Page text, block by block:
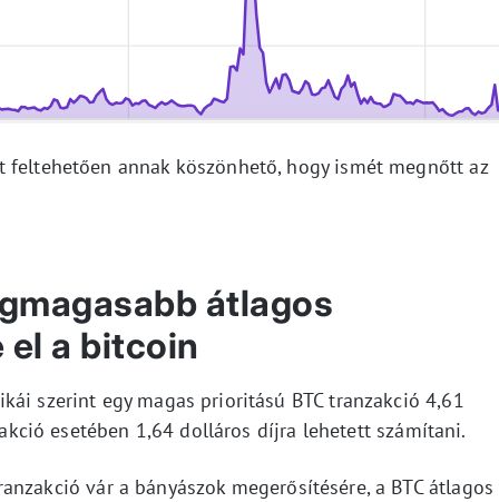
annak köszönhető, hogy ismét megnőtt az
átlagos
a bitcoin
szerint egy magas prioritású BTC tranzakció 4,61
esetében 1,64 dolláros díjra lehetett számítani.
vár a bányászok megerősítésére, a BTC átlagos